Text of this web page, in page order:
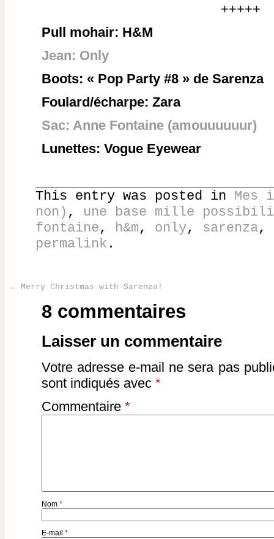
+++++
Pull mohair: H&M
Jean: Only
Boots: « Pop Party #8 » de Sarenza
Foulard/écharpe: Zara
Sac: Anne Fontaine (amouuuuuur)
Lunettes: Vogue Eyewear
This entry was posted in Mes
non) , une base mille
fontaine, h&m, only, sarenza,
permalink .
← Merry Christmas with Sarenza!
8 commentaires
Laisser un commentaire
Votre adresse e-mail ne sera pas
sont indiqués avec *
Commentaire *
Nom *
E-mail *